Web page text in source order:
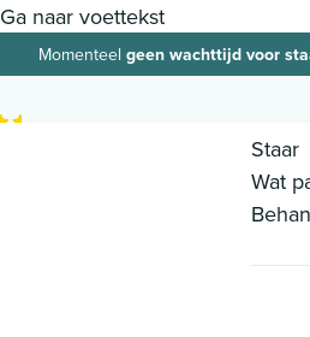
Ga naar voettekst
Momenteel geen wachttijd voor
Staar
Wat